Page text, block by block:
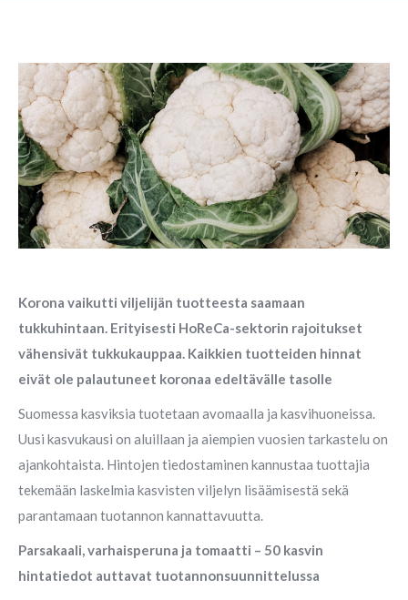
Korona vaikutti viljelijän tuotteesta saamaan
tukkuhintaan. Erityisesti HoReCa-sektorin rajoitukset
vähensivät tukkukauppaa. Kaikkien tuotteiden hinnat
eivät ole palautuneet koronaa edeltävälle tasolle
Suomessa kasviksia tuotetaan avomaalla ja kasvihuoneissa.
Uusi kasvukausi on aluillaan ja aiempien vuosien tarkastelu on
ajankohtaista. Hintojen tiedostaminen kannustaa tuottajia
tekemään laskelmia kasvisten viljelyn lisäämisestä sekä
parantamaan tuotannon kannattavuutta.
Parsakaali, varhaisperuna ja tomaatti – 50 kasvin
hintatiedot auttavat tuotannonsuunnittelussa